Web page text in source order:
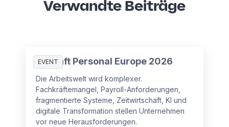
Verwandte Beiträge
EVENT
Zukunft Personal Europe 2026
Die Arbeitswelt wird komplexer.
Fachkräftemangel, Payroll-Anforderungen,
fragmentierte Systeme, Zeitwirtschaft, KI und
digitale Transformation stellen Unternehmen
vor neue Herausforderungen.